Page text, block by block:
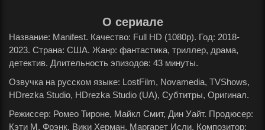
О сериале
Название: Manifest. Качество: Full HD (1080p). Год: 2018-
2023. Страна: США. Жанр: фантастика, триллер, драма,
детектив. Длительность эпизодов: 43 минуты.
Озвучка на русском языке: LostFilm, Novamedia, TVShows,
HDrezka Studio, HDrezka Studio (UA), Субтитры, Оригинал.
Режиссер: Ромео Тироне, Майкл Смит, Дин Уайт. Продюсер:
Кэти М. Фрэнк, Вики Херман, Маргарет Исли. Композитор: